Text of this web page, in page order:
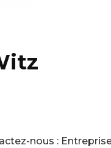
nous :